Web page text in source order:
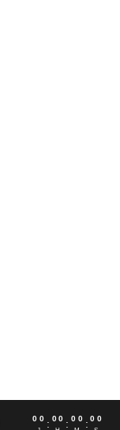
00 : 00 : 00 :00